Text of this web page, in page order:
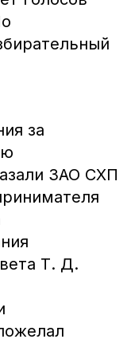
за
ЗАО СХП
Т. Д.